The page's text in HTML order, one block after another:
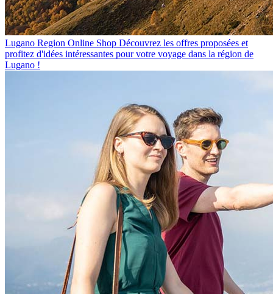
Lugano Region Online Shop Découvrez les offres proposées et
profitez d'idées intéressantes pour votre voyage dans la région de
Lugano !